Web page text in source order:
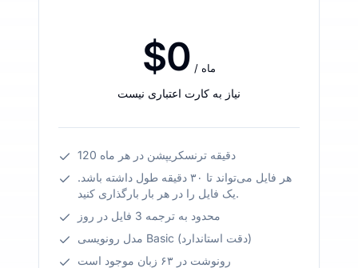
$0 / ماه
نیاز به کارت اعتباری نیست
120 دقیقه ترنسکریپشن در هر ماه
هر فایل می‌تواند تا ۳۰ دقیقه طول داشته باشد.
یک فایل را در هر بار بارگذاری کنید.
محدود به ترجمه 3 فایل در روز
مدل رونویسی Basic (دقت استاندارد)
رونوشت در ۶۳ زبان موجود است